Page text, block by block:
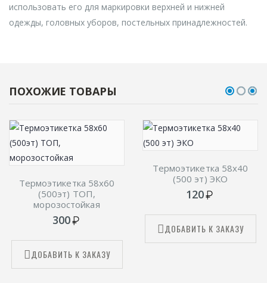
использовать его для маркировки верхней и нижней
одежды, головных уборов, постельных принадлежностей.
ПОХОЖИЕ ТОВАРЫ
Термоэтикетка 58х60
(500эт) ТОП,
морозостойкая
300
ДОБАВИТЬ К ЗАКАЗУ
Термоэтикетка 58х40
(500 эт) ЭКО
120
ДОБАВИТЬ К ЗАКАЗУ